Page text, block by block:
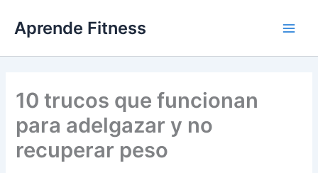
contenido
Aprende Fitness
10 trucos que funcionan
para adelgazar y no
recuperar peso